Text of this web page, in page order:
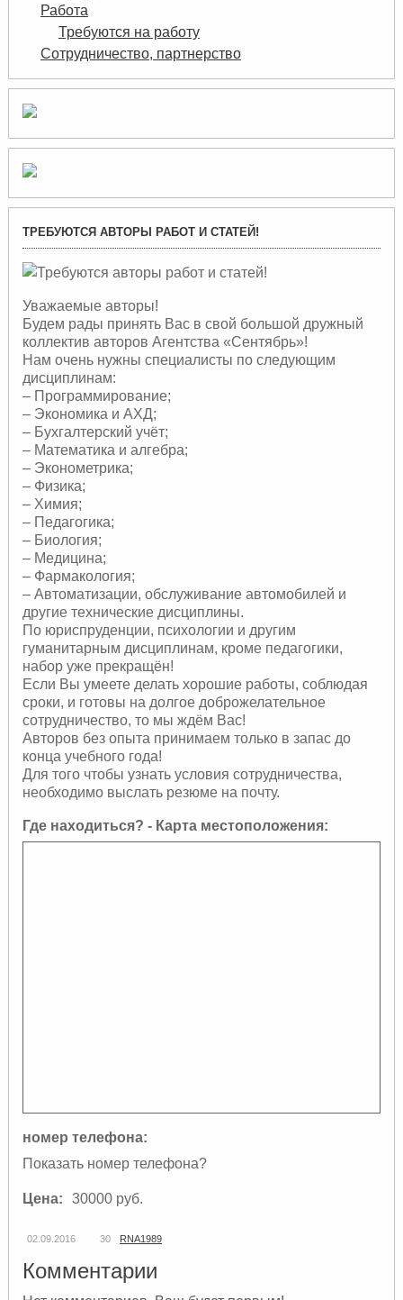
Работа
Требуются на работу
Сотрудничество, партнерство
ТРЕБУЮТСЯ АВТОРЫ РАБОТ И СТАТЕЙ!
Уважаемые авторы!
Будем рады принять Вас в свой большой дружный
коллектив авторов Агентства «Сентябрь»!
Нам очень нужны специалисты по следующим
дисциплинам:
– Программирование;
– Экономика и АХД;
– Бухгалтерский учёт;
– Математика и алгебра;
– Эконометрика;
– Физика;
– Химия;
– Педагогика;
– Биология;
– Медицина;
– Фармакология;
– Автоматизации, обслуживание автомобилей и
другие технические дисциплины.
По юриспруденции, психологии и другим
гуманитарным дисциплинам, кроме педагогики,
набор уже прекращён!
Если Вы умеете делать хорошие работы, соблюдая
сроки, и готовы на долгое доброжелательное
сотрудничество, то мы ждём Вас!
Авторов без опыта принимаем только в запас до
конца учебного года!
Для того чтобы узнать условия сотрудничества,
необходимо выслать резюме на почту.
Где находиться? - Карта местоположения:
номер телефона:
Показать номер телефона?
Цена: 30000 руб.
02.09.2016 30 RNA1989
Комментарии